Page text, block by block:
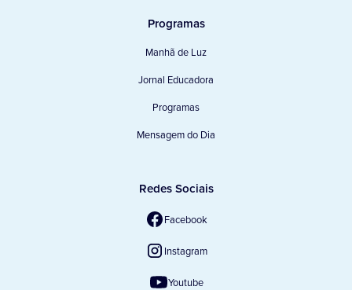
Programas
Manhã de Luz
Jornal Educadora
Programas
Mensagem do Dia
Redes Sociais
Facebook
Instagram
Youtube